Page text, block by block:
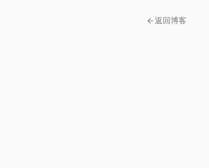
返回博客